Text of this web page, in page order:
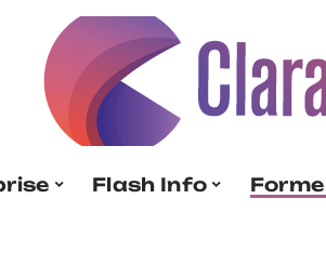
Flash Info Forme